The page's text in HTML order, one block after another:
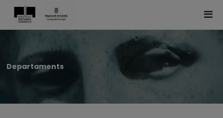
Departaments